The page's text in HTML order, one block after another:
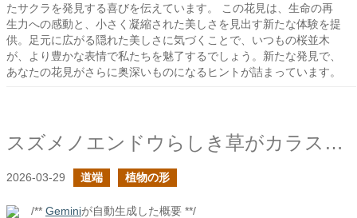
たサクラを発見する喜びを伝えています。 この花見は、生命の再
生力への感動と、小さく凝縮された美しさを見出す新たな体験を提
供。足元に広がる隠れた美しさに気づくことで、いつもの桜並木
が、より豊かな表情で私たちを魅了するでしょう。新たな発見で、
あなたの花見がさらに奥深いものになるヒントが詰まっています。
スズメノエンドウらしき草がカラスノエンドウよりも若干遅く開花していた
2026-03-29 道端 植物の形
/** Geminiが自動生成した概要 **/